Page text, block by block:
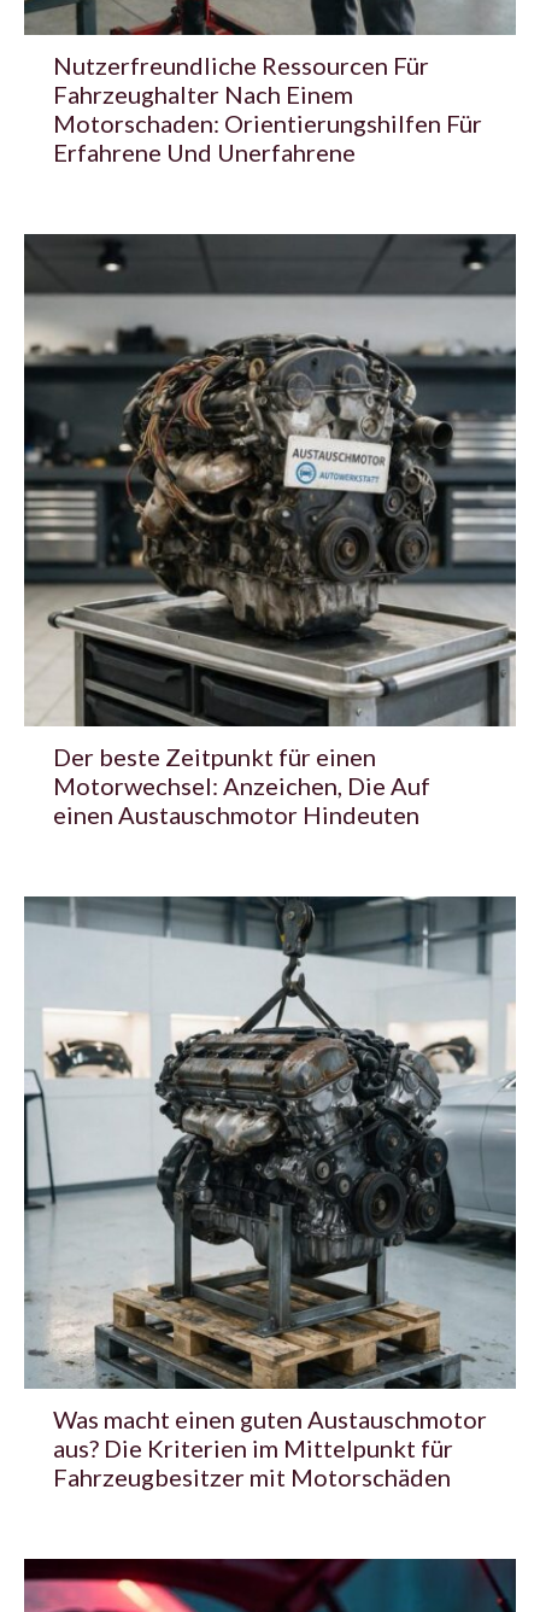
Nutzerfreundliche Ressourcen Für
Fahrzeughalter Nach Einem
Motorschaden: Orientierungshilfen Für
Erfahrene Und Unerfahrene
Der beste Zeitpunkt für einen
Motorwechsel: Anzeichen, Die Auf
einen Austauschmotor Hindeuten
Was macht einen guten Austauschmotor
aus? Die Kriterien im Mittelpunkt für
Fahrzeugbesitzer mit Motorschäden